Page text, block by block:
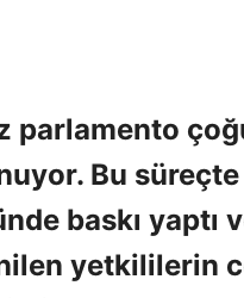
parlamento
Bu
baskı yaptı
yetkililerin